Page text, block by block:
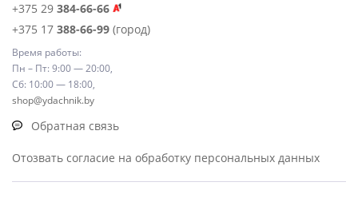
+375 29 384-66-66
+375 17 388-66-99 (город)
Время работы:
Пн – Пт: 9:00 — 20:00,
Сб: 10:00 — 18:00,
shop@ydachnik.by
Обратная связь
Отозвать согласие на обработку персональных данных